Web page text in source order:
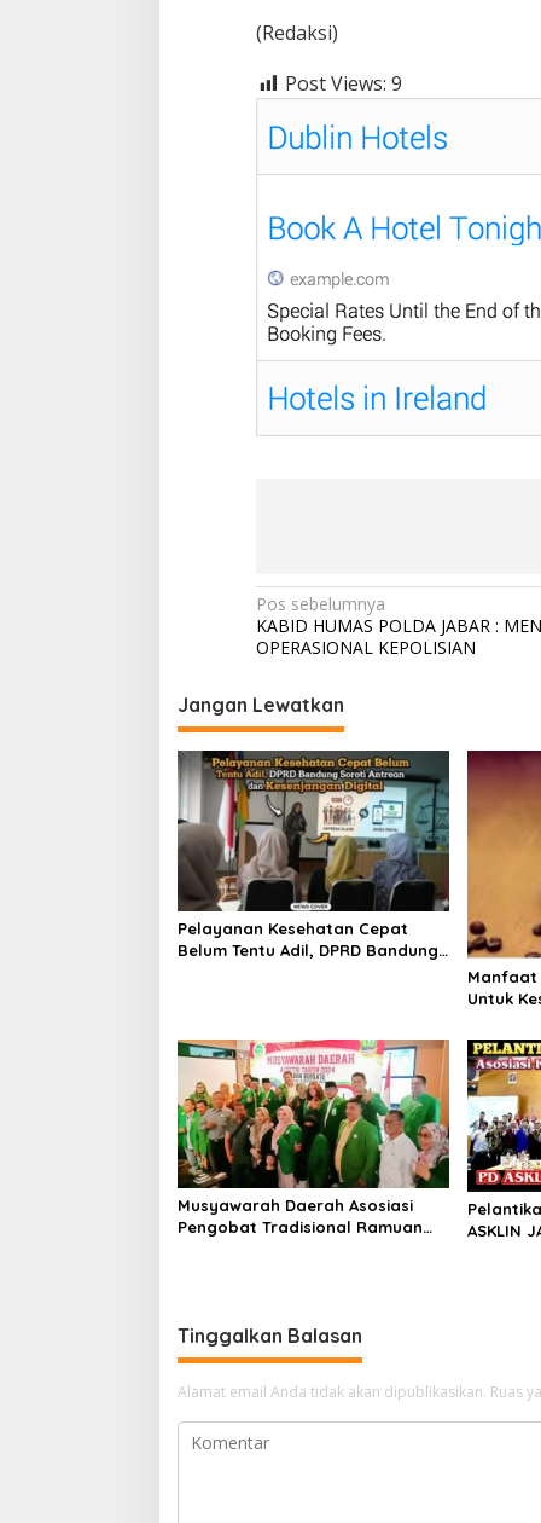
(Redaksi)
Post Views: 9
N
a
i
g
a
s
i
p
o
s
Pos sebelumnya
KABID HUMAS POLDA JABAR :
OPERASIONAL KEPOLISIAN
Jangan Lewatkan
Pelayanan Kesehatan Cepat
Belum Tentu Adil, DPRD Bandung
Manfaat
Untuk
Musyawarah Daerah Asosiasi
Pengobat Tradisional Ramuan
ASKLIN
Tinggalkan Balasan
Alamat email Anda tidak akan dipublikasikan. Ruas